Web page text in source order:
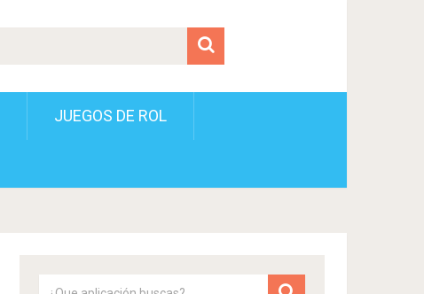
JUEGOS DE ROL